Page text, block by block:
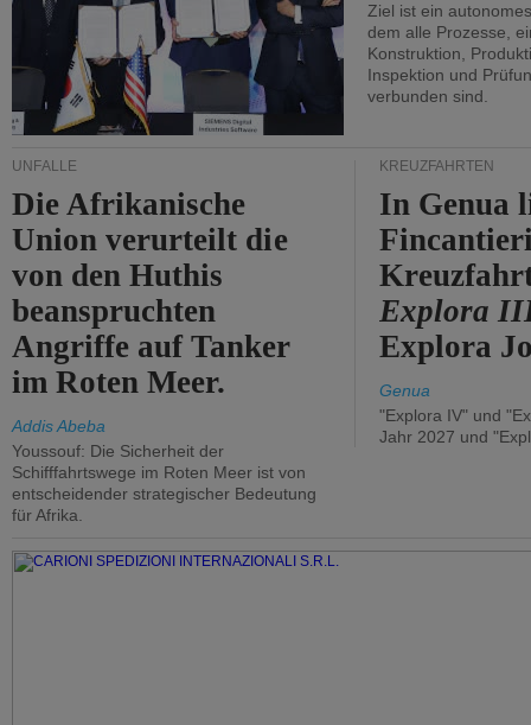
Ziel ist ein
dem alle Prozesse,
Konstruktion,
Inspektion und
verbunden sind.
UNFÄLLE
Die Afrikanische
Union verurteilt die
von den Huthis
beanspruchten
Angriffe auf Tanker
im Roten Meer.
Addis Abeba
Youssouf: Die Sicherheit der
Schifffahrtswege im Roten Meer ist von
entscheidender strategischer Bedeutung
für Afrika.
KREUZFAHRTEN
In Genua
Explora
Explora
Genua
"Explora IV" und
Jahr 2027 und